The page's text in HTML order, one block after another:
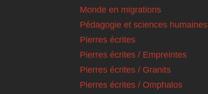
Monde en migrations
Pédagogie et sciences humaines
Pierres écrites
Pierres écrites / Empreintes
Pierres écrites / Granits
Pierres écrites / Omphalos